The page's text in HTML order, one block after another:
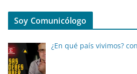
Soy Comunicólogo
¿En qué país vivimos?